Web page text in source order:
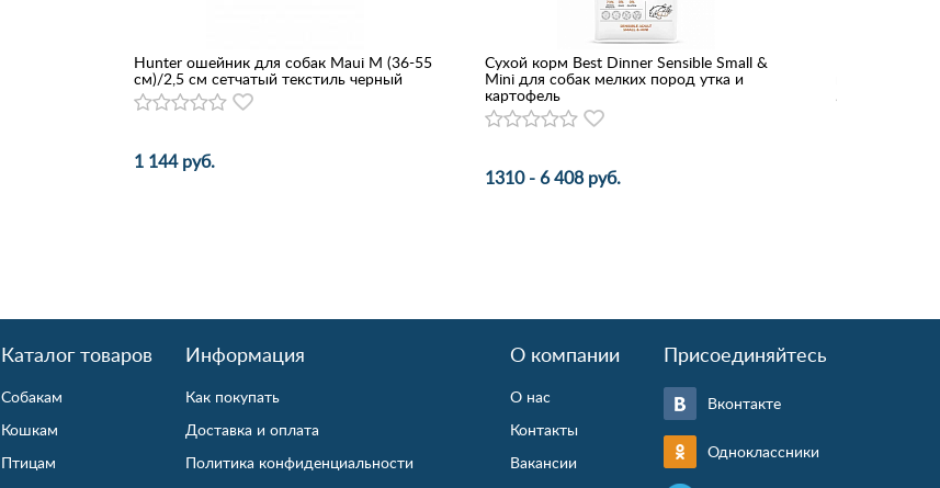
Hunter ошейник для собак Maui М (36-55
cм)/2,5 см сетчатый текстиль черный
1 144 руб.
Сухой корм Best Dinner Sensible Small &
Mini для собак мелких пород утка и
картофель
1310 - 6 408 руб.
Каталог товаров
Собакам
Кошкам
Птицам
Информация
Как покупать
Доставка и оплата
Политика конфиденциальности
О компании
О нас
Контакты
Вакансии
Присоединяйтесь
Вконтакте
Одноклассники